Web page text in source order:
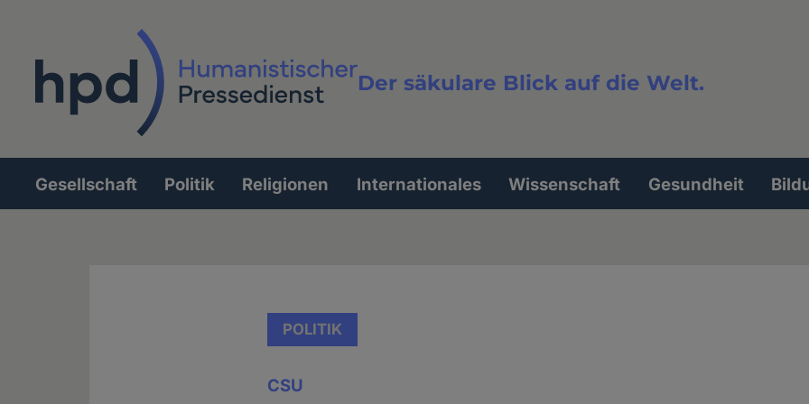
Der säkulare Blick auf die Welt.
Volltextsuche
Hauptnavigation
Gesellschaft Politik Religionen Internationales Wissenschaft Gesundheit
POLITIK
CSU